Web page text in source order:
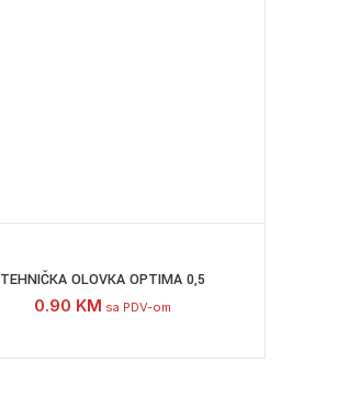
TEHNIČKA OLOVKA OPTIMA 0,5
0.90 KM sa PDV-om